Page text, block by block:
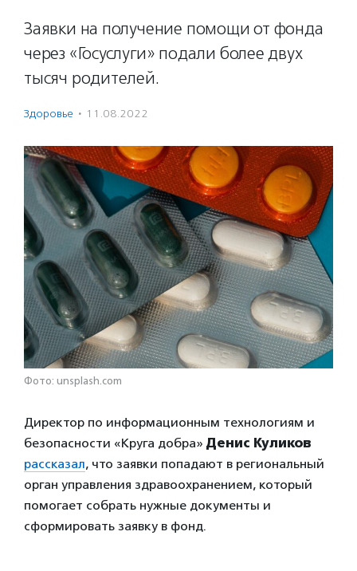
Заявки на получение помощи от фонда
через «Госуслуги» подали более двух
тысяч родителей.
Здоровье · 11.08.2022
Фото: unsplash.com
Директор по информационным технологиям и
безопасности «Круга добра» Денис Куликов
рассказал, что заявки попадают в региональный
орган управления здравоохранением, который
помогает собрать нужные документы и
сформировать заявку в фонд.